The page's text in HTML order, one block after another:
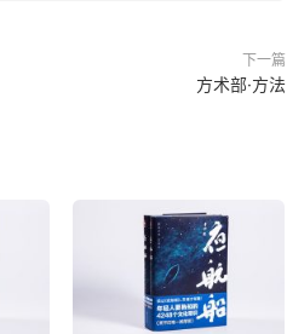
下一篇
方术部·方法